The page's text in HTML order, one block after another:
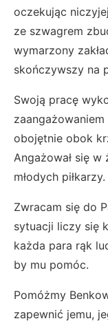
oczekując
ze szwagrem
wymarzony
skończywszy na
Swoją pracę
obojętnie obok
Angażował się w
młodych piłkarzy.
Zwracam się do
sytuacji liczy się
każda para rąk
by mu pomóc.
Pomóżmy
zapewnić jemu,